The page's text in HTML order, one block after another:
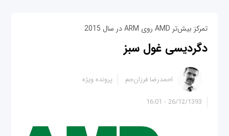
تمرکز بیش‌تر AMD روی ARM در سال 2015
دگردیسی غول سبز
26/12/1393 - 16:01
احمدرضا فرزان‌جم پرونده ویژه